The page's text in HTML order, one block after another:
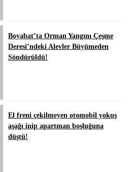
Boyabat’ta Orman Yangını Çeşme
Deresi’ndeki Alevler Büyümeden
Söndürüldü!
El freni çekilmeyen otomobil yokuş
aşağı inip apartman boşluğuna
düştü!